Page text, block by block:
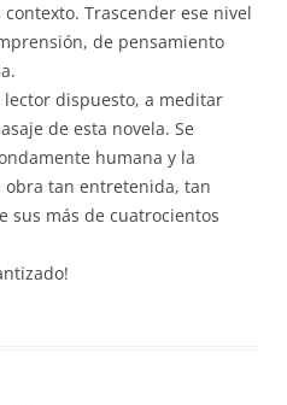
Trascender ese nivel
de pensamiento
dispuesto, a meditar
de esta novela. Se
humana y la
obra tan entretenida, tan
sus más de cuatrocientos